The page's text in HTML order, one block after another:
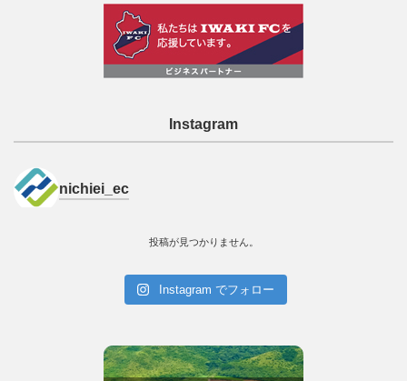
Instagram
nichiei_ec
投稿が見つかりません。
Instagram でフォロー